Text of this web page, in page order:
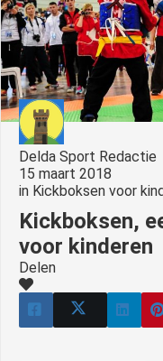
Delda Sport Redactie
15 maart 2018
in Kickboksen voor
Kickboksen,
voor kinderen
Delen
worden
om
te
over
op